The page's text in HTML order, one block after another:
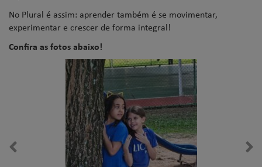
No Plural é assim: aprender também é se movimentar,
experimentar e crescer de forma integral!
Confira as fotos abaixo!